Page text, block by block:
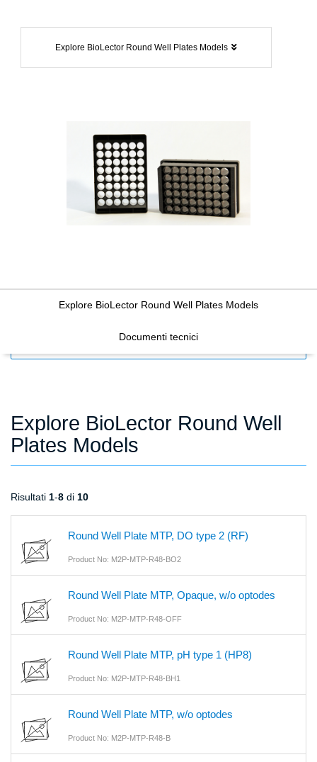
Explore BioLector Round Well Plates Models
Explore BioLector Round Well Plates Models
Documenti tecnici
Explore BioLector Round Well
Plates Models
Risultati 1-8 di 10
Round Well Plate MTP, DO type 2 (RF)
Product No: M2P-MTP-R48-BO2
Round Well Plate MTP, Opaque, w/o optodes
Product No: M2P-MTP-R48-OFF
Round Well Plate MTP, pH type 1 (HP8)
Product No: M2P-MTP-R48-BH1
Round Well Plate MTP, w/o optodes
Product No: M2P-MTP-R48-B